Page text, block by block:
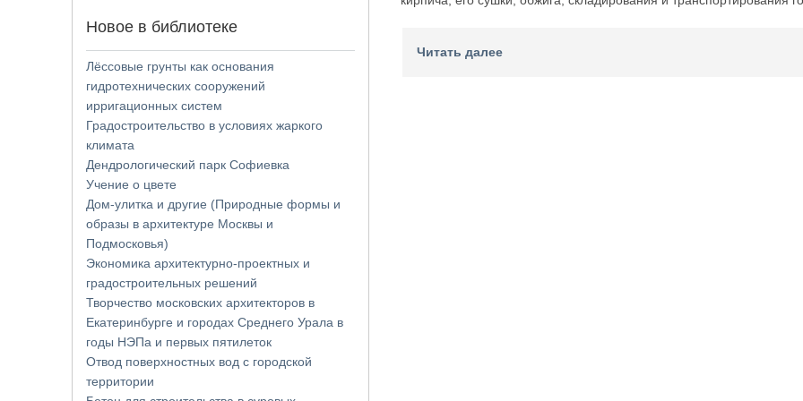
Читать далее
Новое в библиотеке
Лёссовые грунты как основания
гидротехнических сооружений
ирригационных систем
Градостроительство в условиях жаркого
климата
Дендрологический парк Софиевка
Учение о цвете
Дом-улитка и другие (Природные формы и
образы в архитектуре Москвы и
Подмосковья)
Экономика архитектурно-проектных и
градостроительных решений
Творчество московских архитекторов в
Екатеринбурге и городах Среднего Урала в
годы НЭПа и первых пятилеток
Отвод поверхностных вод с городской
территории